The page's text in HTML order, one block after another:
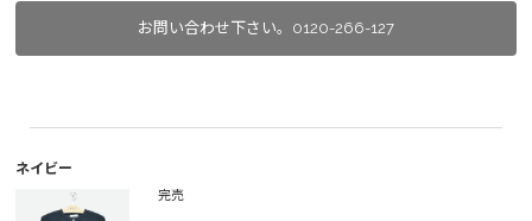
お問い合わせ下さい。0120-266-127
ネイビー
完売